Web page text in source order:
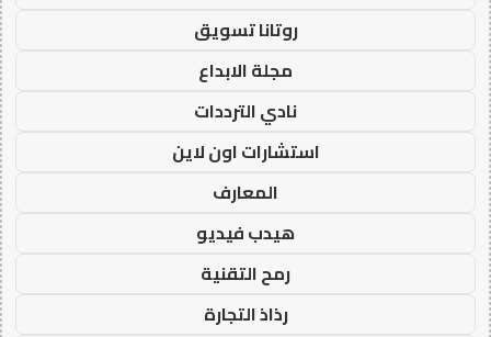
روتانا تسويق
مجلة الابداع
نادي الترددات
استشارات اون لاين
المعارف
هيدب فيديو
رمح التقنية
رذاذ التجارة